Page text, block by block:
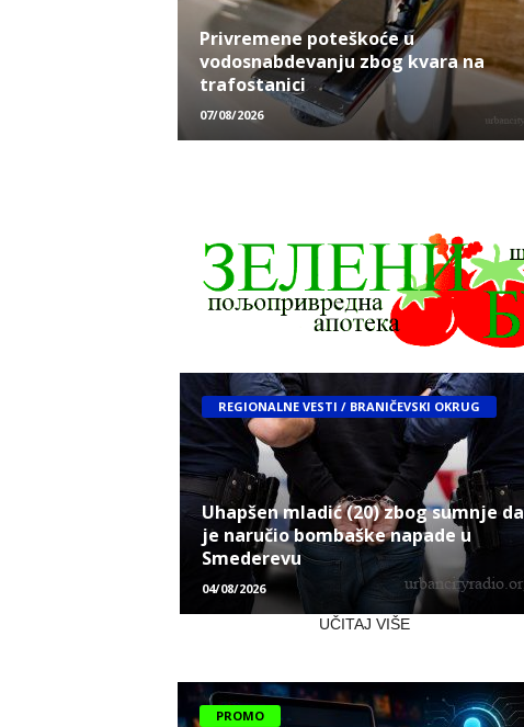
Privremene poteškoće u
vodosnabdevanju zbog kvara na
trafostanici
07/08/2026
REGIONALNE VESTI / BRANIČEVSKI OKRUG
Uhapšen mladić (20) zbog sumnje da
je naručio bombaške napade u
Smederevu
04/08/2026
UČITAJ VIŠE
PROMO